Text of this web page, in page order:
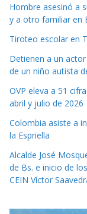
Hombre asesinó a
y a otro familiar en
Tiroteo escolar en
Detienen a un
de un niño autista
OVP eleva a 51
abril y julio de 2026
Colombia asiste a
la Espriella
Alcalde José
de Bs. e inicio de
CEIN Víctor